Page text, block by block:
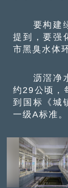
要构建绿
提到，要强
市黑臭水体
沥滘净水
约29公顷，
到国标《城
一级A标准。